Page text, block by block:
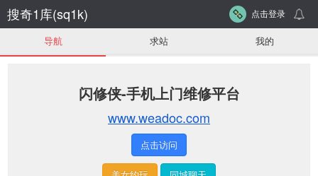
搜奇1库(sq1k) 点击登录
导航 求站 我的
闪修侠-手机上门维修平台
www.weadoc.com
点击访问